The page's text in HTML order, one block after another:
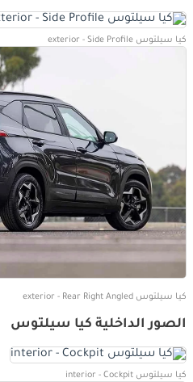
كيا سيلتوس exterior - Side Profile
كيا سيلتوس exterior - Rear Right Angled
الصور الداخلية كيا سيلتوس
كيا سيلتوس interior - Cockpit